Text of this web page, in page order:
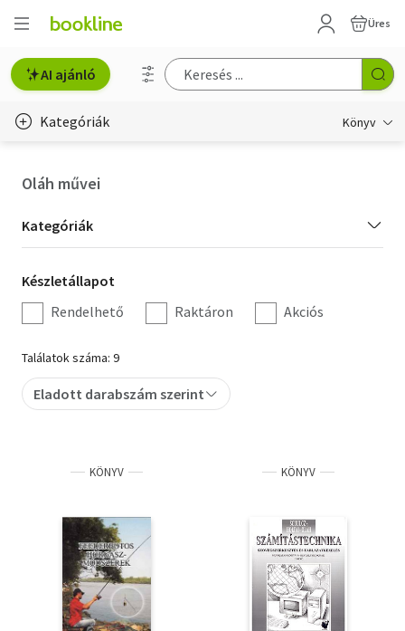
Üres
AI ajánló
Kategóriák Könyv
Hobbi, szabadidő
Irodalom
Művészet
Szakkönyv
Tankönyv, segédkönyv
Társadalomtudomány
Természettudomány
Történelem
Oláh művei
Kategória
szűrés
Kategóriák
Készletállapot
szűrés
Készletállapot
Rendelhető
Raktáron Akciós
Találatok száma: 9
Eladott darabszám szerint
KÖNYV KÖNYV